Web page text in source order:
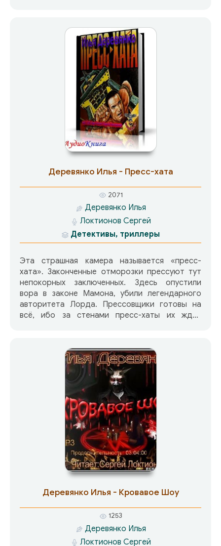
произошедших событий середина 90-х годов
прошлого столетия. Книга содержит сцены
насилия. Не рекомендуется людям с
чувствительной и неуравновешенной психикой.
Деревянко Илья - Пресс-хата
2071
Деревянко Илья
Локтионов Сергей
Детективы, триллеры
Эта страшная камера называется «пресс-
хата». Законченные отморозки прессуют тут
непокорных заключенных. Здесь опустили
вора в законе Мамона, убили легендарного
авторитета Лорда. Прессовщики готовы на
всё, ибо за стенами пресс-хаты их ждет
этим когда в камеру вошла очередная жертва,
погоняло Вояка…
Деревянко Илья - Кровавое Шоу
1253
Деревянко Илья
Локтионов Сергей